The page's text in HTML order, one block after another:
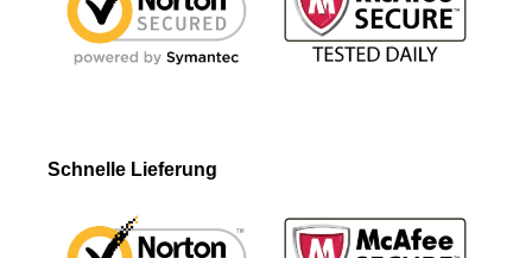
Schnelle Lieferung